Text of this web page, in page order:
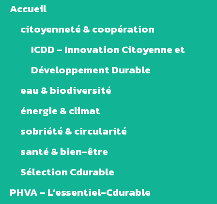
Accueil
citoyenneté & coopération
ICDD – Innovation Citoyenne et
Développement Durable
eau & biodiversité
énergie & climat
sobriété & circularité
santé & bien-être
Sélection Cdurable
PHVA – L’essentiel-Cdurable